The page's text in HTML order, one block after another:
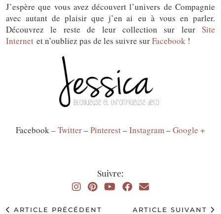
J’espère que vous avez découvert l’univers de Compagnie
avec autant de plaisir que j’en ai eu à vous en parler.
Découvrez le reste de leur collection sur leur Site
Internet et n’oubliez pas de les suivre surFacebook !
Facebook –Twitter–Pinterest–Instagram–Google +
Suivre:
ARTICLE PRÉCÉDENT
ARTICLE SUIVANT